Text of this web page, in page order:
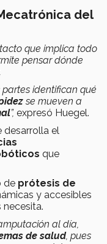
del
que implica todo
pensar dónde
partes identifican qué
se mueven a
”, expresó Huegel.
desarrolla el
que
de prótesis de
y accesibles
al día,
de salud, pues